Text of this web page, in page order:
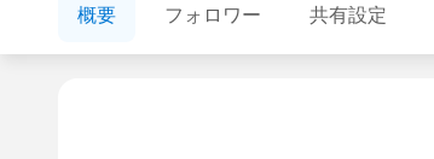
概要 フォロワー 共有設定